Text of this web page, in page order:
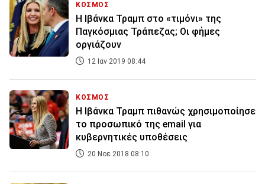
ΚΟΣΜΟΣ
Η Ιβάνκα Τραμπ στο «τιμόνι» της
Παγκόσμιας Τράπεζας; Οι φήμες
οργιάζουν
12 Ιαν 2019 08:44
ΚΟΣΜΟΣ
Η Ιβάνκα Τραμπ πιθανώς χρησιμοποίησε
το προσωπικό της email για
κυβερνητικές υποθέσεις
20 Νοε 2018 08:10